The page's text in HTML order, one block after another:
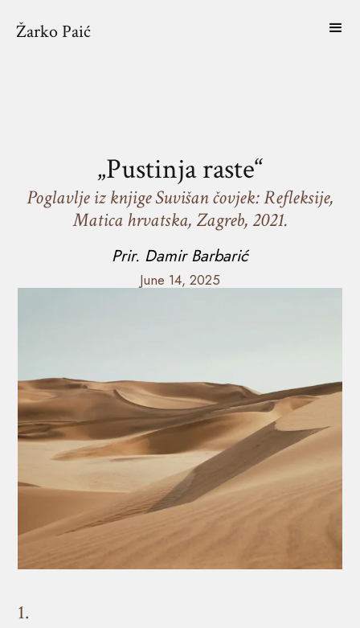
Žarko Paić
„Pustinja raste“
Poglavlje iz knjige Suvišan čovjek: Refleksije,
Matica hrvatska, Zagreb, 2021.
Prir. Damir Barbarić
June 14, 2025
1.